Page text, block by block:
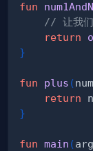
fun
// 让我
return
}
fun plus (
return
}
fun main (